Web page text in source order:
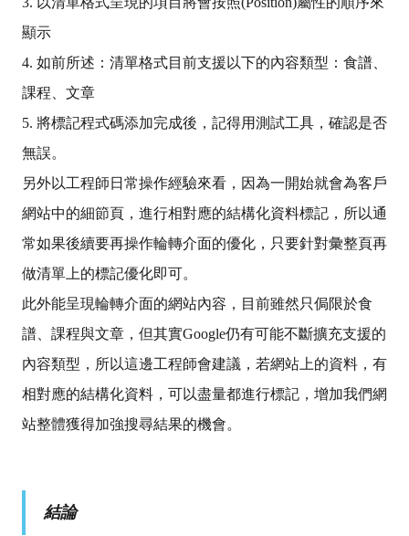
顯示
4. 如前所述：清單格式目前支援以下的內容類型：食譜、
課程、文章
5. 將標記程式碼添加完成後，記得用測試工具，確認是否
無誤。
另外以工程師日常操作經驗來看，因為一開始就會為客戶
網站中的細節頁，進行相對應的結構化資料標記，所以通
常如果後續要再操作輪轉介面的優化，只要針對彙整頁再
做清單上的標記優化即可。
此外能呈現輪轉介面的網站內容，目前雖然只侷限於食
譜、課程與文章，但其實Google仍有可能不斷擴充支援的
內容類型，所以這邊工程師會建議，若網站上的資料，有
相對應的結構化資料，可以盡量都進行標記，增加我們網
站整體獲得加強搜尋結果的機會。
結論